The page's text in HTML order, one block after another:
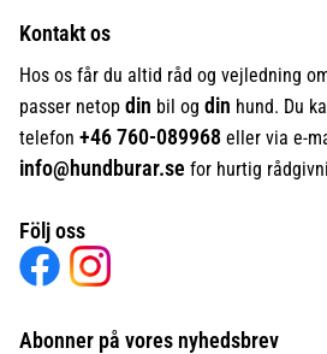
Kontakt os
Hos os får du altid råd og vejledning
passer netop din bil og din hund. Du
telefon +46760-089968 eller via e-
info@hundburar.se for hurtig
Följ oss
Abonner på vores nyhedsbrev